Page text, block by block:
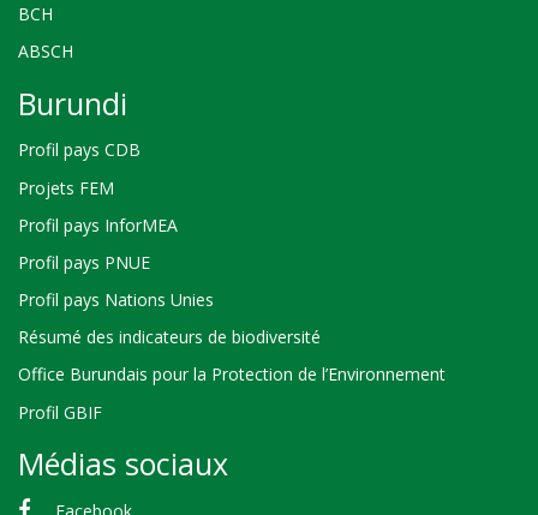
BCH
ABSCH
Burundi
Profil pays CDB
Projets FEM
Profil pays InforMEA
Profil pays PNUE
Profil pays Nations Unies
Résumé des indicateurs de biodiversité
Office Burundais pour la Protection de l’Environnement
Profil GBIF
Médias sociaux
Facebook